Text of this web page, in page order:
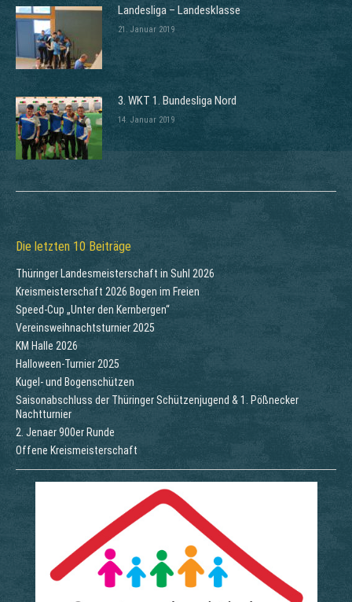
Landesliga – Landesklasse
21. Januar 2019
3. WKT 1. Bundesliga Nord
14. Januar 2019
Die letzten 10 Beiträge
Thüringer Landesmeisterschaft in Suhl 2026
Kreismeisterschaft 2026 Bogen im Freien
Speed-Cup „Unter den Kernbergen“
Vereinsweihnachtsturnier 2025
KM Halle 2026
Halloween-Turnier 2025
Kugel- und Bogenschützen
Saisonabschluss der Thüringer Schützenjugend & 1. Pößnecker
Nachtturnier
2. Jenaer 900er Runde
Offene Kreismeisterschaft